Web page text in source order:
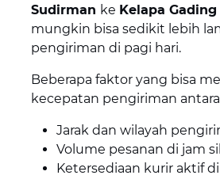
Sudirman ke Kelapa Gading
mungkin bisa sedikit lebih
pengiriman di pagi hari.
Beberapa faktor yang bisa
kecepatan pengiriman
Jarak dan wilayah
Volume pesanan di jam
Ketersediaan kurir aktif